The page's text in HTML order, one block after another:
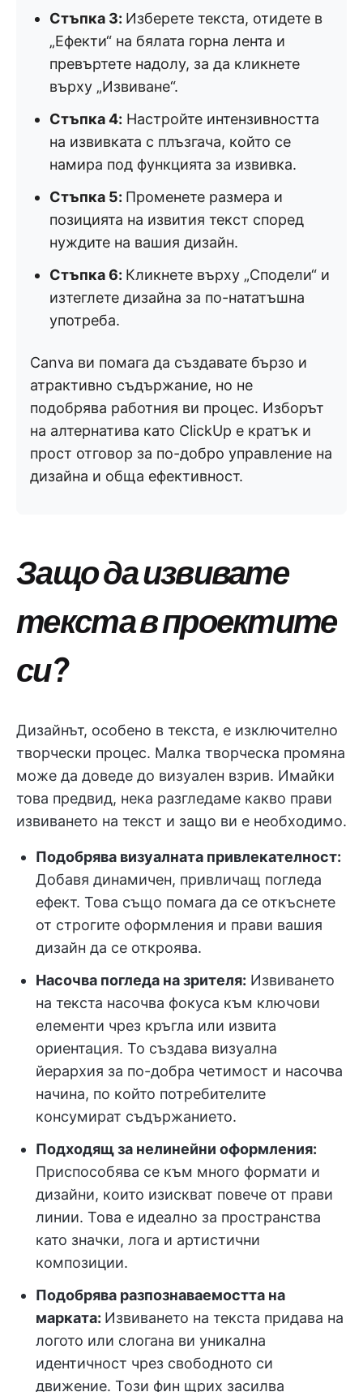
Стъпка 3: Изберете текста, отидете в
„Ефекти“ на бялата горна лента и
превъртете надолу, за да кликнете
върху „Извиване“.
Стъпка 4: Настройте интензивността
на извивката с плъзгача, който се
намира под функцията за извивка.
Стъпка 5: Променете размера и
позицията на извития текст според
нуждите на вашия дизайн.
Стъпка 6: Кликнете върху „Сподели“ и
изтеглете дизайна за по-нататъшна
употреба.
Canva ви помага да създавате бързо и
атрактивно съдържание, но не
подобрява работния ви процес. Изборът
на алтернатива като ClickUp е кратък и
прост отговор за по-добро управление на
дизайна и обща ефективност.
Защо да извивате
текста в проектите
си?
Дизайнът, особено в текста, е изключително
творчески процес. Малка творческа промяна
може да доведе до визуален взрив. Имайки
това предвид, нека разгледаме какво прави
извиването на текст и защо ви е необходимо.
Подобрява визуалната привлекателност:
Добавя динамичен, привличащ погледа
ефект. Това също помага да се откъснете
от строгите оформления и прави вашия
дизайн да се откроява.
Насочва погледа на зрителя: Извиването
на текста насочва фокуса към ключови
елементи чрез кръгла или извита
ориентация. То създава визуална
йерархия за по-добра четимост и насочва
начина, по който потребителите
консумират съдържанието.
Подходящ за нелинейни оформления:
Приспособява се към много формати и
дизайни, които изискват повече от прави
линии. Това е идеално за пространства
като значки, лога и артистични
композиции.
Подобрява разпознаваемостта на
марката: Извиването на текста придава на
логото или слогана ви уникална
идентичност чрез свободното си
движение. Този фин щрих засилва